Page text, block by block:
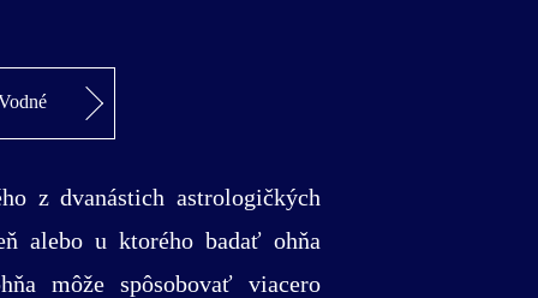
z dvanástich astrologičkých
alebo u ktorého badať ohňa
môže spôsobovať viacero